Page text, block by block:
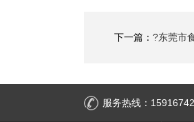
下一篇： ?东莞市
服务热线：